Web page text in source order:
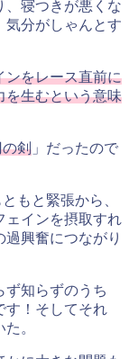
、寝つきが悪くな
気分がしゃんとす
ンをレース直前に
を生むという意味
剣 」だったので
もと緊張から、
ェインを摂取すれ
興奮につながり
ず知らずのうち
す！そしてそれ
。